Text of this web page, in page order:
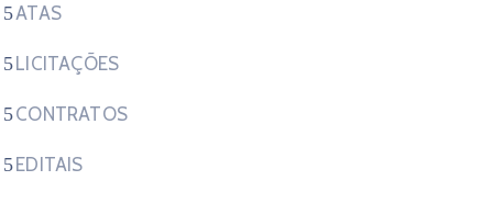
ATAS
LICITAÇÕES
CONTRATOS
EDITAIS